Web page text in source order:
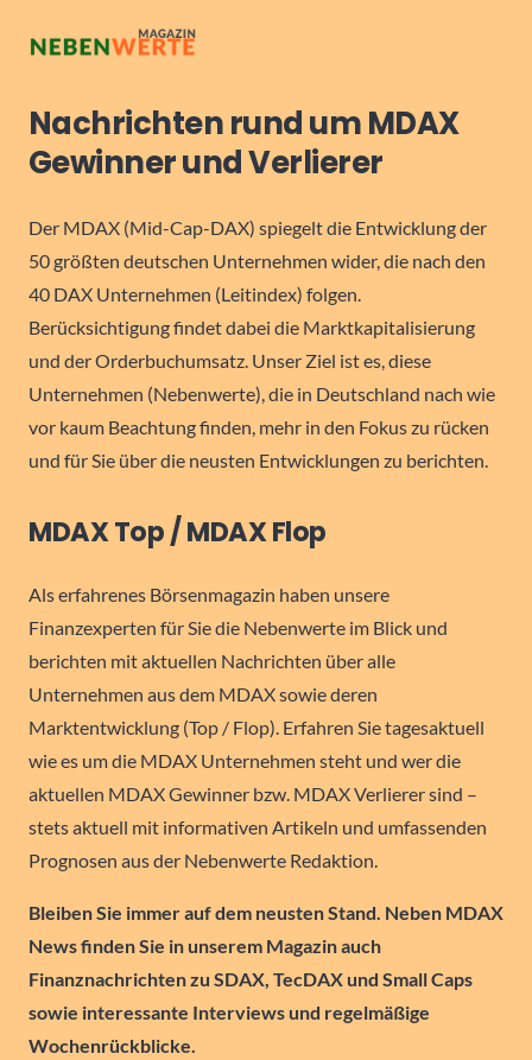
Nachrichten rund um MDAX
Gewinner und Verlierer
Der MDAX (Mid-Cap-DAX) spiegelt die Entwicklung der
50 größten deutschen Unternehmen wider, die nach den
40 DAX Unternehmen (Leitindex) folgen.
Berücksichtigung findet dabei die Marktkapitalisierung
und der Orderbuchumsatz. Unser Ziel ist es, diese
Unternehmen (Nebenwerte), die in Deutschland nach wie
vor kaum Beachtung finden, mehr in den Fokus zu rücken
und für Sie über die neusten Entwicklungen zu berichten.
MDAX Top / MDAX Flop
Als erfahrenes Börsenmagazin haben unsere
Finanzexperten für Sie die Nebenwerte im Blick und
berichten mit aktuellen Nachrichten über alle
Unternehmen aus dem MDAX sowie deren
Marktentwicklung (Top / Flop). Erfahren Sie tagesaktuell
wie es um die MDAX Unternehmen steht und wer die
aktuellen MDAX Gewinner bzw. MDAX Verlierer sind –
stets aktuell mit informativen Artikeln und umfassenden
Prognosen aus der Nebenwerte Redaktion.
Bleiben Sie immer auf dem neusten Stand. Neben MDAX
News finden Sie in unserem Magazin auch
Finanznachrichten zu SDAX, TecDAX und Small Caps
sowie interessante Interviews und regelmäßige
Wochenrückblicke.